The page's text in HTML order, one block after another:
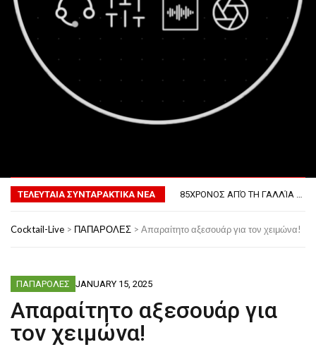
ΤΕΛΕΥΤΑΙΑ ΣΥΝΤΑΡΑΚΤΙΚΑ ΝΕΑ
ΦΟΒΕΡΆ ΔΏΡΑ ΓΙΑ ΤΟ ΕΠΌΜΕΝΟ ΔΕΚΑΉΜΕΡΟ!
85ΧΡΟΝΟΣ ΑΠΌ ΤΗ ΓΑΛΛΊΑ ΛΌΓΩ GPS ΚΑΤΈΛΗΞΕ ΣΤΗΝ… ΚΡΟΑΤΊΑ!
ΠΏΣ ΘΑ ΕΊΝΑΙ Ο ΆΝΘΡΩΠΟΣ ΤΟ 2050
Cocktail-Live > ΠΑΠΑΡΟΛΕΣ > Απαραίτητο αξεσουάρ για τον χειμώνα!
ΠΑΠΑΡΟΛΕΣ JANUARY 15, 2025
Απαραίτητο αξεσουάρ για
τον χειμώνα!